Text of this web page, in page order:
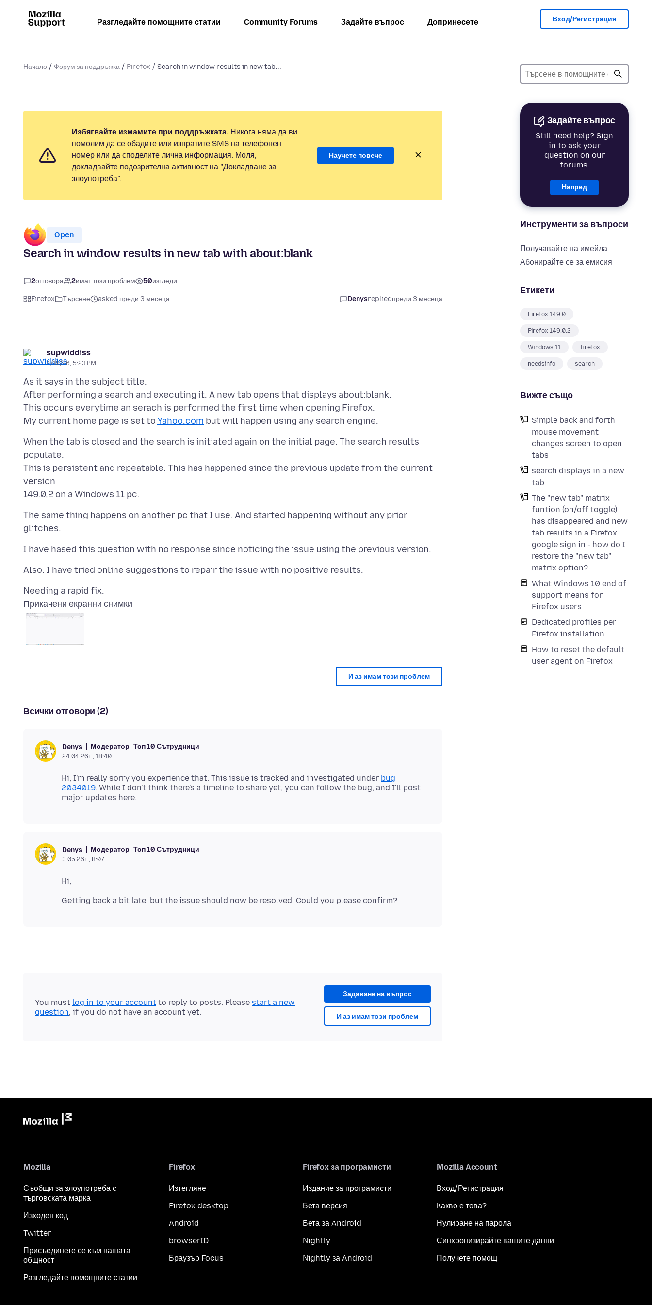
Разгледайте помощните статии Community Forums Задайте въпрос Допринесете Вход/Регистрация
Начало Форум за поддръжка Firefox Search in window results in new tab...
Задайте въпрос
Still need help? Sign
in to ask your
question on our
forums.
Напред
Инструменти за въпроси
Получавайте на имейла
Абонирайте се за емисия
Етикети
Firefox 149.0
Firefox 149.0.2
Windows 11 firefox
needsinfo search
Вижте също
Simple back and forth
mouse movement
changes screen to open
tabs
search displays in a new
tab
The "new tab" matrix
funtion (on/off toggle)
has disappeared and new
tab results in a Firefox
google sign in - how do I
restore the "new tab"
matrix option?
What Windows 10 end of
support means for
Firefox users
Dedicated profiles per
Firefox installation
How to reset the default
user agent on Firefox
Избягвайте измамите при поддръжката. Никога няма да ви
помолим да се обадите или изпратите SMS на телефонен
номер или да споделите лична информация. Моля,
докладвайте подозрителна активност на "Докладване за
злоупотреба".
Научете повече
Open
Search in window results in new tab with about:blank
2отговора 2имат този проблем 50изгледи
Firefox Търсене asked преди 3 месеца Denysrepliedпреди 3 месеца
supwiddiss
4/19/26, 5:23 PM
As it says in the subject title.
After performing a search and executing it. A new tab opens that displays about:blank.
This occurs everytime an serach is performed the first time when opening Firefox.
My current home page is set toYahoo.com
When the tab is closed and the search is initiated again on the initial page. The search results
populate.
This is persistent and repeatable. This has happened since the previous update from the current
version
The same thing happens on another pc that I use. And started happening without any prior
Прикачени екранни снимки
И аз имам този проблем
Всички отговори (2)
Denys Модератор Топ 10 Сътрудници
24.04.26 г., 18:40
Hi, I'm really sorry you experience that. This issue is tracked and investigated under bug
2034019. While I don't think there's a timeline to share yet, you can follow the bug, and I'll post
Denys Модератор Топ 10 Сътрудници
3.05.26 г., 8:07
Задаване на въпрос
И аз имам този проблем
You must log in to your account to reply to posts. Please start a new
question, if you do not have an account yet.
Mozilla
Съобщи за злоупотреба с
търговската марка
Изходен код
Twitter
Присъединете се към нашата
общност
Разгледайте помощните статии
Firefox
Изтегляне
Firefox desktop
Android
browserID
Браузър Focus
Firefox за програмисти
Издание за програмисти
Бета версия
Бета за Android
Nightly
Nightly за Android
Mozilla Account
Вход/Регистрация
Какво е това?
Нулиране на парола
Синхронизирайте вашите данни
Получете помощ